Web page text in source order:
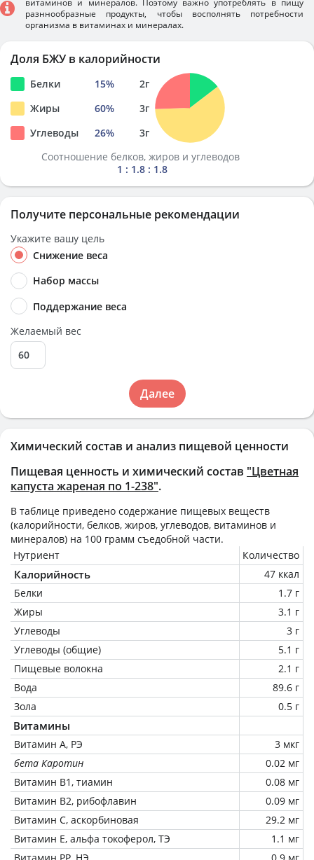
Химический состав и анализ пищевой ценности
Пищевая ценность и химический состав "Цветная
капуста жареная по 1-238".
В таблице приведено содержание пищевых веществ
(калорийности, белков, жиров, углеводов, витаминов и
минералов) на 100 грамм съедобной части.
Нутриент
Количество
Калорийность
47 ккал
Белки
1.7 г
Жиры
3.1 г
Углеводы
3 г
Углеводы (общие)
5.1 г
Пищевые волокна
2.1 г
Вода
89.6 г
Зола
0.5 г
Витамины
Витамин А, РЭ
3 мкг
бета Каротин
0.02 мг
Витамин В1, тиамин
0.08 мг
Витамин В2, рибофлавин
0.09 мг
Витамин C, аскорбиновая
29.2 мг
Витамин Е, альфа токоферол, ТЭ
1.1 мг
витаминов и минералов. Поэтому важно употреблять в пищу
разннообразные продукты, чтобы восполнять потребности
организма в витаминах и минералах.
Доля БЖУ в калорийности
Белки 15% 2г
Жиры
60% 3г
Углеводы
26% 3г
Соотношение белков, жиров и углеводов
1 : 1.8 : 1.8
Получите персональные рекомендации
Укажите вашу цель
Снижение веса
Набор массы
Поддержание веса
Желаемый вес
Далее